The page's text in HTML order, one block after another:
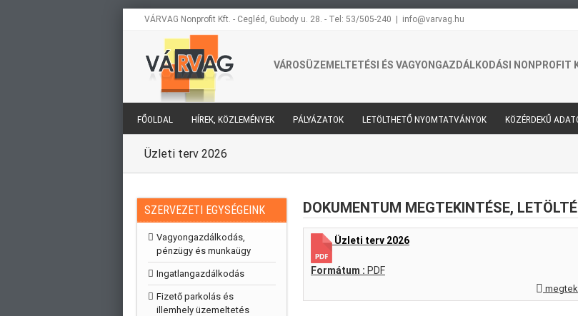
VÁRVAG Nonprofit Kft. - Cegléd, Gubody u. 28. - Tel: 53/505-240 info@varvag.hu
VÁROSÜZEMELTETÉSI ÉS VAGYONGAZDÁLKODÁSI NONPROFIT
FŐOLDAL HÍREK, KÖZLEMÉNYEK PÁLYÁZATOK LETÖLTHETŐ NYOMTATVÁNYOK KÖZÉRDEKŰ
Üzleti terv 2026
DOKUMENTUM MEGTEKINTÉSE,
Üzleti terv 2026
Formátum : PDF
SZERVEZETI EGYSÉGEINK
Vagyongazdálkodás,
pénzügy és munkaügy
Ingatlangazdálkodás
Fizető parkolás és
illemhely üzemeltetés